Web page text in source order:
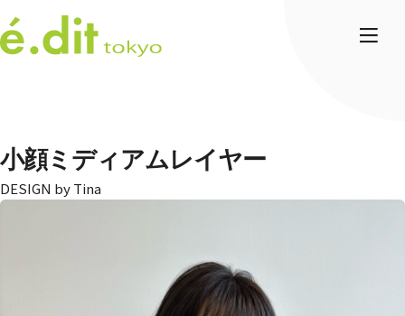
小顔ミディアムレイヤー
Tina